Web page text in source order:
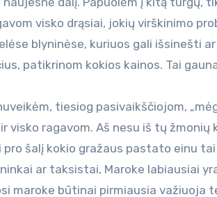
visko drąsiai, jokių virškinimo
blyninėse, kuriuos gali išsinešti
patikrinom kokios kainos. Tai
tiesiog pasivaikščiojom,
ragavom. Aš nesu iš tų žmonių
šalį kokio gražaus pastato einu tai
ar taksistai, Maroke labiausiai
maroke būtinai pirmiausia važiuoja